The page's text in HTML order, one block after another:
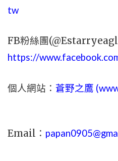
tw
FB粉絲團
https://
個人網站： 蒼野之鷹 (
Email：